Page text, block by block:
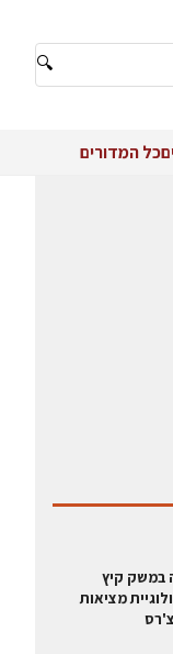
🔍
כל המדורים
במשק קיץ
מציאות